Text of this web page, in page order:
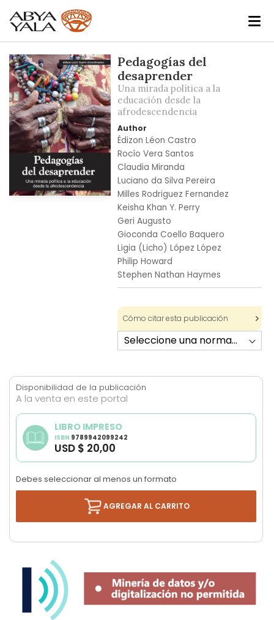
Skip
to
the
end
of
the
images
gallery
Pedagogías del
desaprender
Una mirada política a la
educación desde la
afrodescendencia
Author
Édizon Léon Castro
Rocío Vera Santos
Claudia Miranda
Luciano da Silva Pereira
Milles Rodriguez Fernandez
Keisha Khan Y. Perry
Geri Augusto
Gioconda Coello Baquero
Ligia (Licho) López López
Philip Howard
Stephen Nathan Haymes
Cómo citar esta publicación
Disponibilidad de la publicación
A la venta en este portal
LIBRO IMPRESO
ISBN 9789942099242
USD $ 20,00
Debes seleccionar al menos un formato
AGREGAR AL CARRITO